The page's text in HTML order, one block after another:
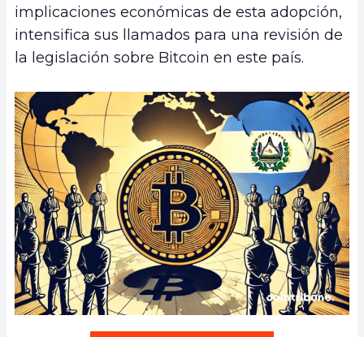
implicaciones económicas de esta adopción,
intensifica sus llamados para una revisión de
la legislación sobre Bitcoin en este país.